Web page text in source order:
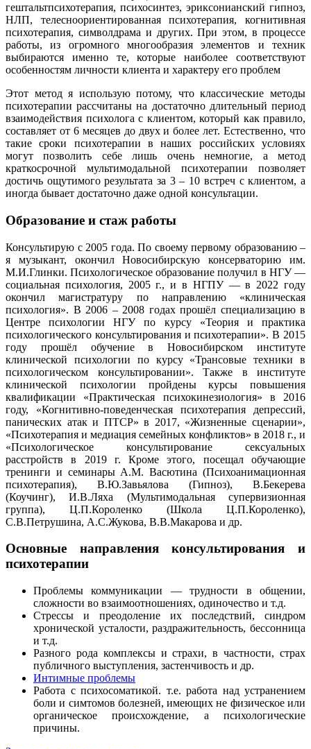
гештальтпсихотерапия, психосинтез, эриксонианский гипноз,
НЛП, телесноориентированная психотерапия, когнитивная
психотерапия, символдрама и других. При этом, в процессе
работы, из огромного многообразия элементов и техник
выбираются именно те, которые наиболее соответствуют
особенностям личности клиента и характеру его проблем
Этот метод я использую потому, что классические методы
психотерапии рассчитаны на достаточно длительный период
взаимодействия психолога с клиентом, который как правило,
составляет от 6 месяцев до двух и более лет. Естественно, что
такие сроки психотерапии в наших российских условиях
могут позволить себе лишь очень немногие, а метод
краткосрочной мультимодальной психотерапии позволяет
достичь ощутимого результата за 3 – 10 встреч с клиентом, а
иногда бывает достаточно даже одной консультации.
Образование и стаж работы
Консультирую с 2005 года. По своему первому образованию –
я музыкант, окончил Новосибирскую консерваторию им.
М.И.Глинки. Психологическое образование получил в НГУ —
социальная психология, 2005 г., и в НГПУ — в 2022 году
окончил магистратуру по направлению «клиническая
психология». В 2006 – 2008 годах прошёл специализацию в
Центре психологии НГУ по курсу «Теория и практика
психологического консультирования и психотерапии». В 2015
году прошёл обучение в Новосибирском институте
клинической психологии по курсу «Трансовые техники в
психологическом консультировании». Также в институте
клинической психологии пройдены курсы повышения
квалификации «Практическая психокинезиология» в 2016
году, «Когнитивно-поведенческая психотерапия депрессий,
панических атак и ПТСР» в 2017, «Жизненные сценарии»,
«Психотерапия и медиация семейных конфликтов» в 2018 г., и
«Психологическое консультирование сексуальных
расстройств в 2019 г. Кроме этого, посещал обучающие
тренинги и семинары А.М. Васютина (Психоанимационная
психотерапия), В.Ю.Завьялова (Гипноз), В.Бекерева
(Коучинг), И.В.Ляха (Мультимодальная супервизионная
группа), Ц.П.Короленко (Школа Ц.П.Короленко),
С.В.Петрушина, А.С.Жукова, В.В.Макарова и др.
Основные направления консультирования и
психотерапии
Проблемы коммуникации — трудности в общении,
сложности во взаимоотношениях, одиночество и т.д.
Стрессы и преодоление их последствий, синдром
хронической усталости, раздражительность, бессонница
и т.д.
Разного рода комплексы и страхи, в частности, страх
публичного выступления, застенчивость и др.
Интимные проблемы
Работа с психосоматикой. т.е. работа над устранением
боли и симтомов болезней, имеющих не физическое или
органическое происхождение, а психологические
причины.